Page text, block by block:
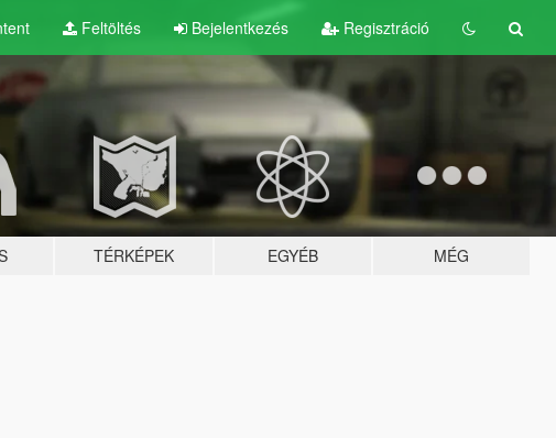
Feltöltés Bejelentkezés Regisztráció
TÉRKÉPEK EGYÉB MÉG